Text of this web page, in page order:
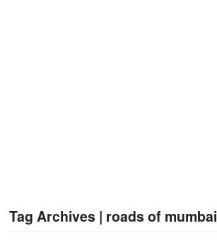
Tag Archives | roads of mumbai